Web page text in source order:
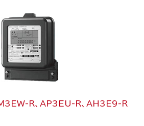
R、AP3EU-R、AH3E9-R